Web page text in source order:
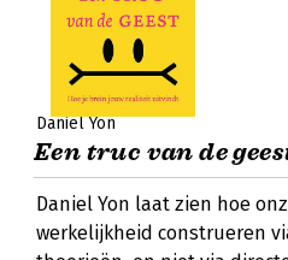
Daniel Yon
Een truc van de
Daniel Yon laat zien hoe
werkelijkheid construeren